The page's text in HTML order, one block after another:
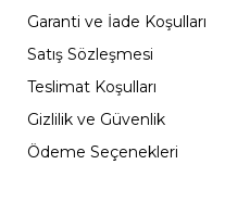
Garanti ve İade Koşulları
Satış Sözleşmesi
Teslimat Koşulları
Gizlilik ve Güvenlik
Ödeme Seçenekleri